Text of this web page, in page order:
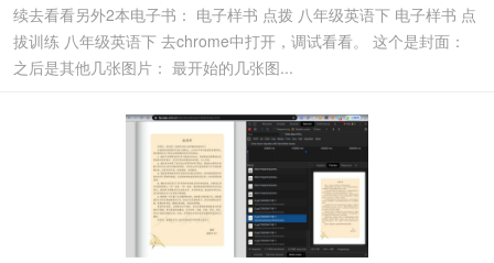
续去看看另外2本电子书： 电子样书 点拨 八年级英语下 电子样书 点
拔训练 八年级英语下 去chrome中打开，调试看看。 这个是封面：
之后是其他几张图片： 最开始的几张图...